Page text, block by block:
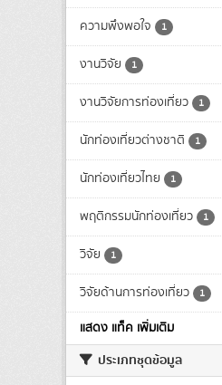
ความพึงพอใจ 1
งานวิจัย 1
งานวิจัยการท่องเที่ยว 1
นักท่องเที่ยวต่างชาติ 1
นักท่องเที่ยวไทย 1
พฤติกรรมนักท่องเที่ยว 1
วิจัย 1
วิจัยด้านการท่องเที่ยว 1
แสดง แท็ค เพิ่มเติม
ประเภทชุดข้อมูล